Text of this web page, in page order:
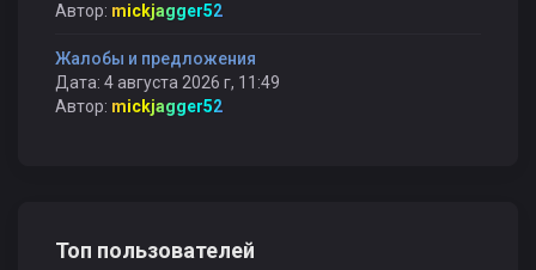
Автор: mickjagger52
Жалобы и предложения
Дата: 4 августа 2026 г, 11:49
Автор: mickjagger52
Топ пользователей